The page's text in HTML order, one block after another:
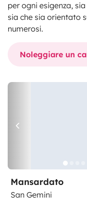
per ogni esigenza,
sia che sia orientato
numerosi.
Noleggiare un
Mansardato
San Gemini